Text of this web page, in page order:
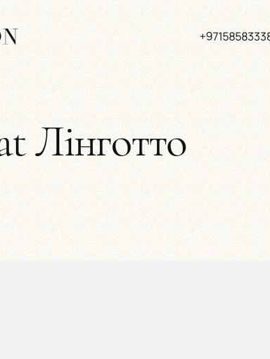
Лінготто